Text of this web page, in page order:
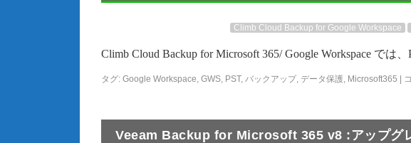
Climb Cloud Backup for Google Workspace
Climb Cloud Backup for Microsoft 365/ Google Workspace では
タグ: Google Workspace, GWS, PST, バックアップ, データ保護, Microsoft365 |
Veeam Backup for Microsoft 365 v8 :アップグ